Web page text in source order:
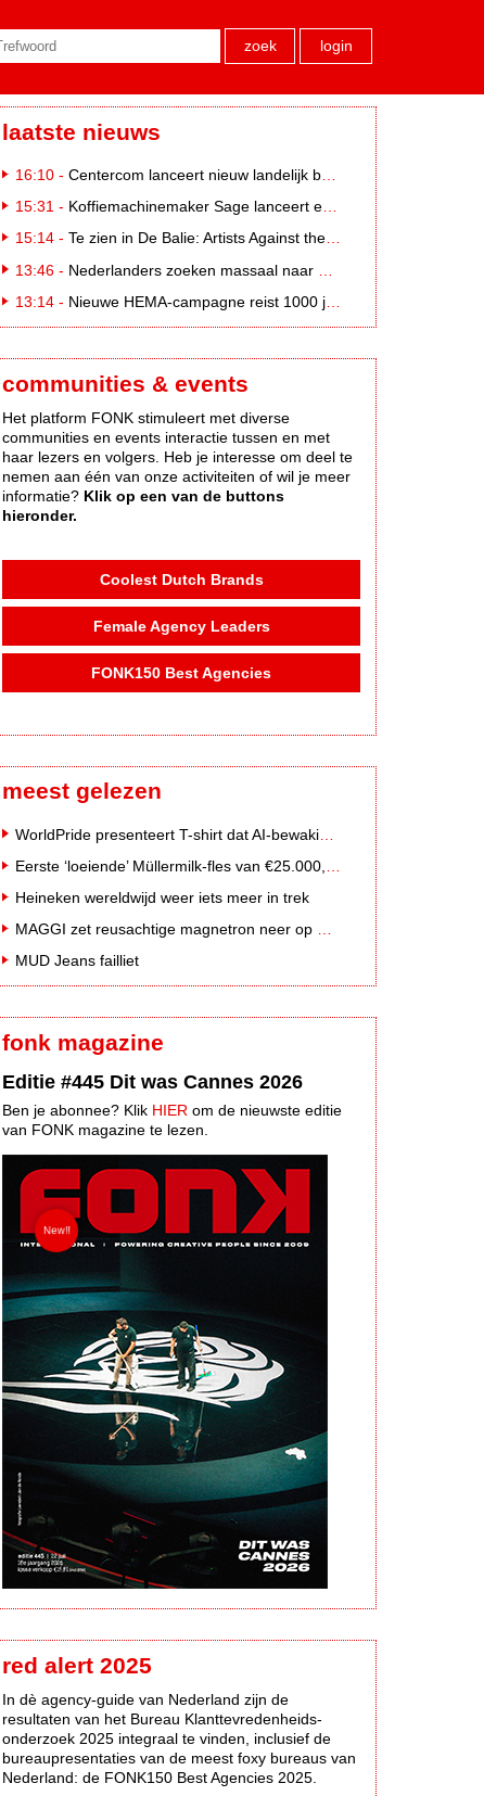
zoek login
laatste nieuws
16:10 - Centercom lanceert nieuw landelijk buitereclamenetwerk: City Cubes
15:31 - Koffiemachinemaker Sage lanceert e-commerceplatform voor koffieliefhebbers
15:14 - Te zien in De Balie: Artists Against the Kremlin III
13:46 - Nederlanders zoeken massaal naar eclipsbrillen op Marktplaats
13:14 - Nieuwe HEMA-campagne reist 1000 jaar terug in de tijd naar 'Hemastein'
communities & events
Het platform FONK stimuleert met diverse
communities en events interactie tussen en met
haar lezers en volgers. Heb je interesse om deel te
nemen aan één van onze activiteiten of wil je meer
informatie? Klik op een van de buttons
hieronder.
Coolest Dutch Brands
Female Agency Leaders
FONK150 Best Agencies
meest gelezen
Heineken wereldwijd weer iets meer in trek
MUD Jeans failliet
fonk magazine
Editie #445 Dit was Cannes 2026
Ben je abonnee? Klik HIER om de nieuwste editie
van FONK magazine te lezen.
red alert 2025
In dè agency-guide van Nederland zijn de
resultaten van het Bureau Klanttevredenheids-
onderzoek 2025 integraal te vinden, inclusief de
bureaupresentaties van de meest foxy bureaus van
Nederland: de FONK150 Best Agencies 2025.